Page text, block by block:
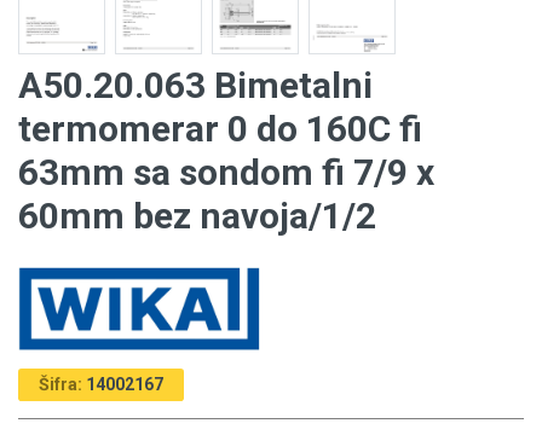
A50.20.063 Bimetalni
termomerar 0 do 160C fi
63mm sa sondom fi 7/9 x
60mm bez navoja/1/2
Šifra: 14002167